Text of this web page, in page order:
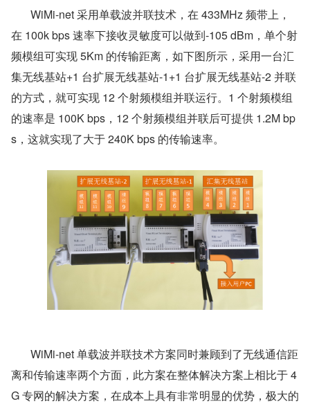
在 100k bps 速率下接收灵敏度可以做到-105 dBm，单个射
频模组可实现 5Km 的传输距离，如下图所示，采用一台汇
集无线基站+1 台扩展无线基站-1+1 台扩展无线基站-2 并联
的方式，就可实现 12 个射频模组并联运行。1 个射频模组
的速率是 100K bps，12 个射频模组并联后可提供 1.2M bp
s，这就实现了大于 240K bps 的传输速率。
离和传输速率两个方面，此方案在整体解决方案上相比于 4
G 专网的解决方案，在成本上具有非常明显的优势，极大的